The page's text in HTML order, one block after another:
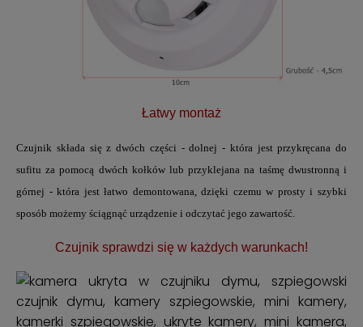
Łatwy montaż
Czujnik składa się z dwóch części - dolnej - która jest przykręcana do
sufitu za pomocą dwóch kołków lub przyklejana na taśmę dwustronną i
górnej - która jest łatwo demontowana, dzięki czemu w prosty i szybki
sposób możemy ściągnąć urządzenie i odczytać jego zawartość.
Czujnik sprawdzi się w każdych warunkach!